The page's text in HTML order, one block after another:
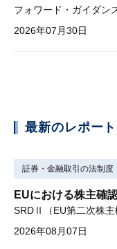
2026年07月30日
最新のレポー
証券・金融取引の法制度
EUにおける株主確
2026年08月07日